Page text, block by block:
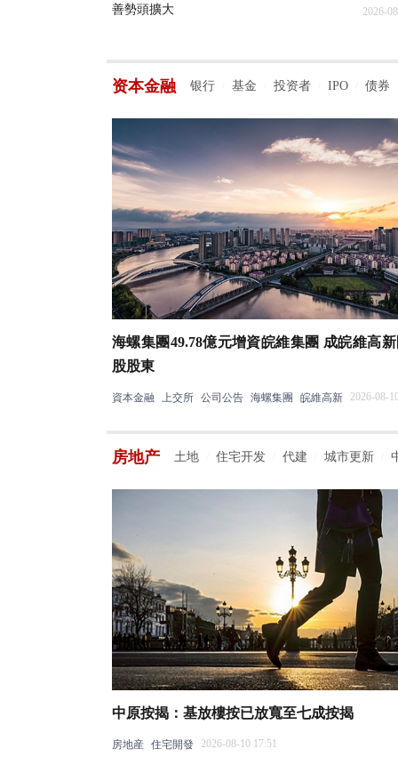
善勢頭擴大
2026-
资本金融 银行 基金 投资者 IPO 债券
海螺集團49.78億元增資皖維集團 成皖維高
股股東
資本金融 上交所 公司公告 海螺集團 皖維高新 2026-08-
房地产 土地 住宅开发 代建 城市更新
中原按揭：基放樓按已放寬至七成按揭
房地産 住宅開發 2026-08-10 17:51